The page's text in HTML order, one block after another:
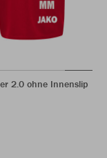
2.0 ohne Innenslip